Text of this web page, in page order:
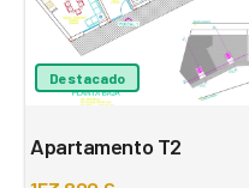
Destacado
Apartamento T2